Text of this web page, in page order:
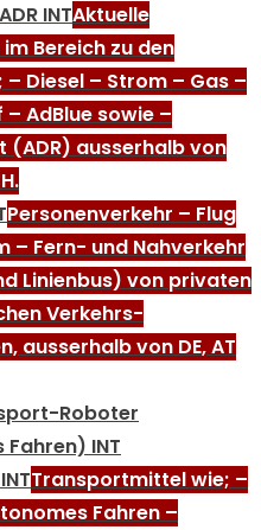
INTAktuelle
Bereich zu den
– Diesel – Strom – Gas –
AdBlue sowie –
(ADR) ausserhalb von
Personenverkehr – Flug
– Fern- und Nahverkehr
Linienbus) von privaten
Verkehrs-
ausserhalb von DE, AT
Roboter
INT
Transportmittel wie; –
Fahren –